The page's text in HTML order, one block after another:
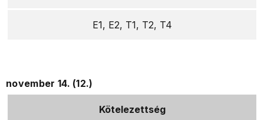
E1, E2, T1, T2, T4
november 14. (12.)
Kötelezettség